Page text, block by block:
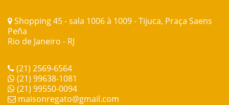
Shopping 45 - sala 1006 à 1009 - Tijuca, Praça Saens
Peña
Rio de Janeiro - RJ
(21) 2569-6564
(21) 99638-1081
(21) 99550-0094
maisonregato@gmail.com